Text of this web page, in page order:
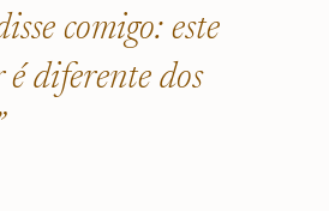
comigo: este
é diferente dos